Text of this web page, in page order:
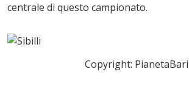
centrale di questo campionato.
Copyright: PianetaBari